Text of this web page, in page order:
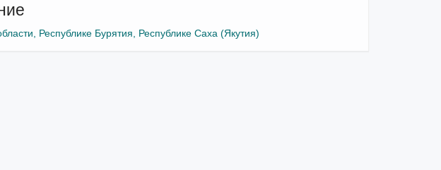
Республике Бурятия, Республике Саха (Якутия)